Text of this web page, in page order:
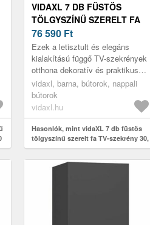
VIDAXL 7 DB FÜSTÖS
TÖLGYSZÍNŰ SZERELT FA
TV-SZEKRÉNY 30, 5 X 30 X
60 CM
76 590 Ft
Ezek a letisztult és elegáns
kialakítású függő TV-szekrények
otthona dekoratív és praktikus
kiegészítői lesznek.
vidaxl, barna, bútorok, nappali
bútorok
vidaxl.hu
Hasonlók, mint vidaXL 7 db füstös
tölgyszínű szerelt fa TV-szekrény 30,
5 x 30 x 60 cm